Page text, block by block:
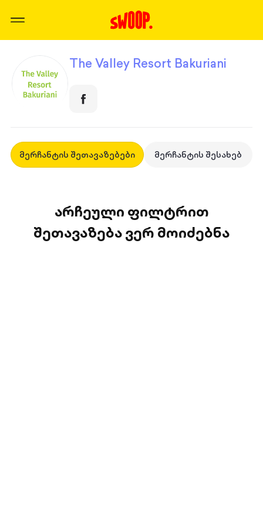
The Valley Resort Bakuriani
მერჩანტის შეთავაზებები მერჩანტის შესახებ
არჩეული ფილტრით
შეთავაზება ვერ მოიძებნა